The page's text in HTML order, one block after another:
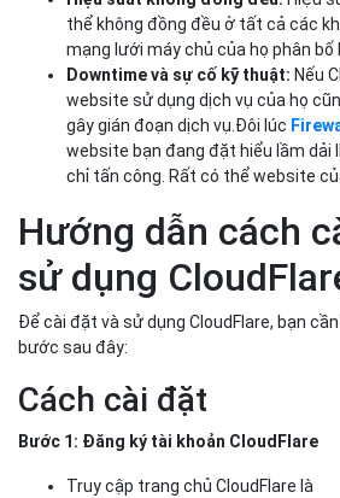
thể không đồng đều ở tất cả các
mạng lưới máy chủ của họ phân bố
Downtime và sự cố kỹ thuật: Nếu
website sử dụng dịch vụ của họ
gây gián đoạn dịch vụ.Đôi lúc
website bạn đang đặt hiểu lầm dải
chỉ tấn công. Rất có thể website
Hướng dẫn cách
sử dụng
Để cài đặt và sử dụng CloudFlare, bạn
bước sau đây:
Cách cài đặt
Bước 1: Đăng ký tài khoản CloudFlare
Truy cập trang chủ CloudFlare là